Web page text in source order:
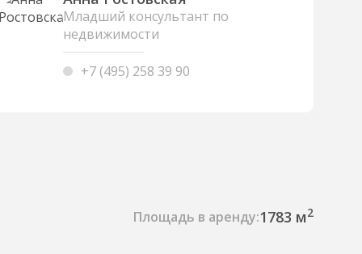
Младший консультант по
недвижимости
+7 (495) 258 39 90
Площадь в аренду:1783 м2